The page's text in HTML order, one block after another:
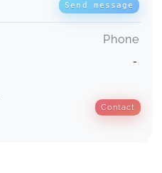
Send message
Phone
-
Contact